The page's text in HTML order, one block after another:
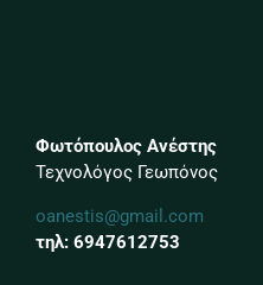
Φωτόπουλος Ανέστης
Τεχνολόγος Γεωπόνος
oanestis@gmail.com
τηλ: 6947612753